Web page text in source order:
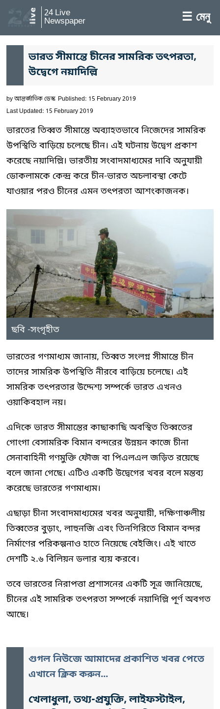
24 Live
Newspaper ☰ মেনু
ভারত সীমান্তে চীনের সামরিক তৎপরতা,
উদ্বেগে নয়াদিল্লি
byআন্তর্জাতিক ডেস্ক Published: 15 February 2019
Last Updated: 15 February 2019
ভারতের তিব্বত সীমান্তে অব্যাহতভাবে নিজেদের সামরিক
উপস্থিতি বাড়িয়ে চলেছে চীন। এই ঘটনায় উদ্বেগ প্রকাশ
করেছে নয়াদিল্লি। ভারতীয় সংবাদমাধ্যমের দাবি অনুযায়ী
ডোকলামকে কেন্দ্র করে চীন-ভারত অচলাবস্থা কেটে
যাওয়ার পরও চীনের এমন তৎপরতা আশংকাজনক।
ছবি -সংগৃহীত
ভারতের গণমাধ্যম জানায়, তিব্বত সংলগ্ন সীমান্তে চীন
তাদের সামরিক উপস্থিতি নীরবে বাড়িয়ে চলেছে। এই
সামরিক তৎপরতার উদ্দেশ্য সম্পর্কে ভারত এখনও
ওয়াকিবহাল নয়।
এদিকে ভারত সীমান্তের কাছাকাছি অবস্থিত তিব্বতের
গোংগা বেসামরিক বিমান বন্দরের উন্নয়ন কাজে চীনা
সেনাবাহিনী গণমুক্তি ফৌজ বা পিএলএল জড়িত রয়েছে
বলে জানা গেছে। এটিও একটি উদ্বেগের খবর বলে মন্তব্য
করেছে ভারতের গণমাধ্যম।
এছাড়া চীনা সংবাদমাধ্যমের খবর অনুযায়ী, দক্ষিণাঞ্চলীয়
তিব্বতের বুড়াং, লাহুনজি এবং তিনগিরিতে বিমান বন্দর
নির্মাণের পরিকল্পনাও হাতে নিয়েছে বেইজিং। এই খাতে
দেশটি ২.৬ বিলিয়ন ডলার ব্যয় করবে।
তবে ভারতের নিরাপত্তা প্রশাসনের একটি সূত্র জানিয়েছে,
চীনের এই সামরিক তৎপরতা সম্পর্কে নয়াদিল্লি পূর্ণ অবগত
আছে।
গুগল নিউজে আমাদের প্রকাশিত খবর পেতে
এখানে ক্লিক করুন...
খেলাধুলা, তথ্য-প্রযুক্তি, লাইফস্টাইল,